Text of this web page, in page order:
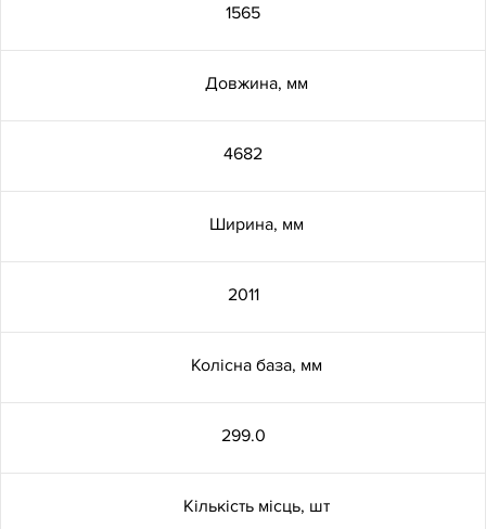
Аудіо система Meridian™ (380 Вт,
11 динаміків)
Аудіосистема об'ємного
звучання Meridian™ Surround
Електричне регулювання
1565
Довжина, мм
4682
Ширина, мм
2011
Колiсна база, мм
299.0
Кiлькiсть мiсць, шт